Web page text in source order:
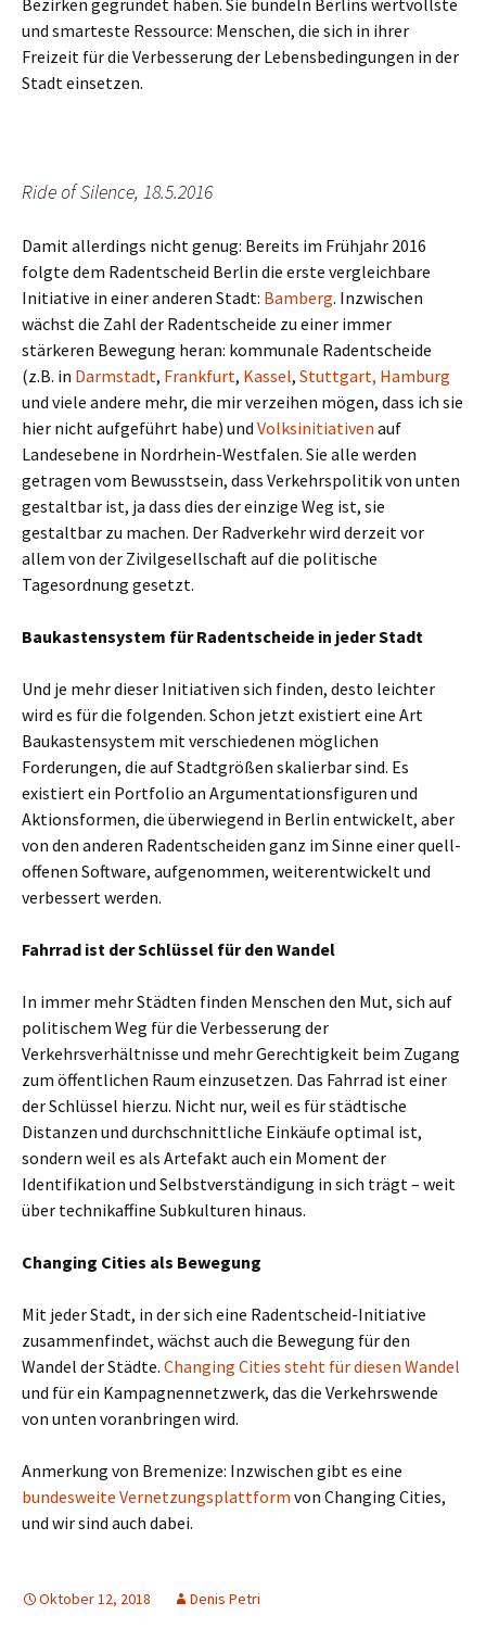
und smarteste Ressource: Menschen, die sich in ihrer
Freizeit für die Verbesserung der Lebensbedingungen in der
Stadt einsetzen.
Ride of Silence, 18.5.2016
Damit allerdings nicht genug: Bereits im Frühjahr 2016
folgte dem Radentscheid Berlin die erste vergleichbare
Initiative in einer anderen Stadt: Bamberg. Inzwischen
wächst die Zahl der Radentscheide zu einer immer
stärkeren Bewegung heran: kommunale Radentscheide
(z.B. in Darmstadt, Frankfurt, Kassel, Stuttgart, Hamburg
und viele andere mehr, die mir verzeihen mögen, dass ich sie
hier nicht aufgeführt habe) und Volksinitiativen auf
Landesebene in Nordrhein-Westfalen. Sie alle werden
getragen vom Bewusstsein, dass Verkehrspolitik von unten
gestaltbar ist, ja dass dies der einzige Weg ist, sie
gestaltbar zu machen. Der Radverkehr wird derzeit vor
allem von der Zivilgesellschaft auf die politische
Tagesordnung gesetzt.
Baukastensystem für Radentscheide in jeder Stadt
Und je mehr dieser Initiativen sich finden, desto leichter
wird es für die folgenden. Schon jetzt existiert eine Art
Baukastensystem mit verschiedenen möglichen
Forderungen, die auf Stadtgrößen skalierbar sind. Es
existiert ein Portfolio an Argumentationsfiguren und
Aktionsformen, die überwiegend in Berlin entwickelt, aber
von den anderen Radentscheiden ganz im Sinne einer quell-
offenen Software, aufgenommen, weiterentwickelt und
verbessert werden.
Fahrrad ist der Schlüssel für den Wandel
In immer mehr Städten finden Menschen den Mut, sich auf
politischem Weg für die Verbesserung der
Verkehrsverhältnisse und mehr Gerechtigkeit beim Zugang
zum öffentlichen Raum einzusetzen. Das Fahrrad ist einer
der Schlüssel hierzu. Nicht nur, weil es für städtische
Distanzen und durchschnittliche Einkäufe optimal ist,
sondern weil es als Artefakt auch ein Moment der
Identifikation und Selbstverständigung in sich trägt – weit
über technikaffine Subkulturen hinaus.
Changing Cities als Bewegung
Mit jeder Stadt, in der sich eine Radentscheid-Initiative
zusammenfindet, wächst auch die Bewegung für den
Wandel der Städte. Changing Cities steht für diesen Wandel
und für ein Kampagnennetzwerk, das die Verkehrswende
von unten voranbringen wird.
Anmerkung von Bremenize: Inzwischen gibt es eine
bundesweite Vernetzungsplattform von Changing Cities,
und wir sind auch dabei.
Oktober 12, 2018 Denis Petri